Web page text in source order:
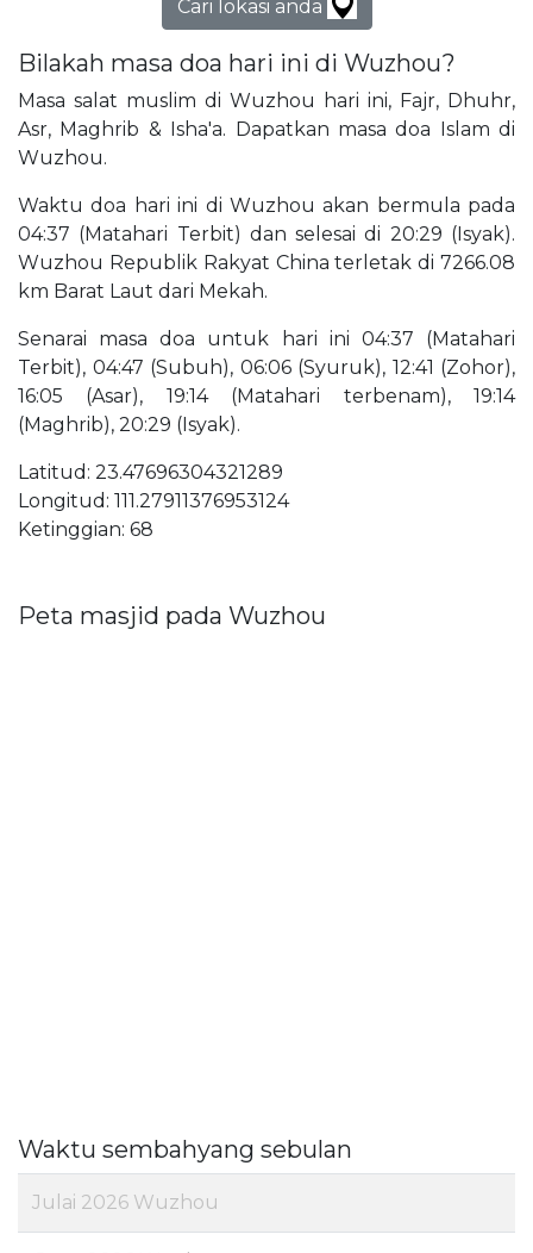
Cari lokasi anda
Bilakah masa doa hari ini di Wuzhou?
Masa salat muslim di Wuzhou hari ini, Fajr, Dhuhr,
Asr, Maghrib & Isha'a. Dapatkan masa doa Islam di
Wuzhou.
Waktu doa hari ini di Wuzhou akan bermula pada
04:37 (Matahari Terbit) dan selesai di 20:29 (Isyak).
Wuzhou Republik Rakyat China terletak di 7266.08
km Barat Laut dari Mekah.
Senarai masa doa untuk hari ini 04:37 (Matahari
Terbit), 04:47 (Subuh), 06:06 (Syuruk), 12:41 (Zohor),
16:05 (Asar), 19:14 (Matahari terbenam), 19:14
(Maghrib), 20:29 (Isyak).
Latitud: 23.47696304321289
Longitud: 111.27911376953124
Ketinggian: 68
Peta masjid pada Wuzhou
Waktu sembahyang sebulan
Julai 2026 Wuzhou